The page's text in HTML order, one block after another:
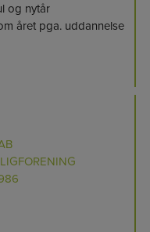
og nytår
året pga. uddannelse